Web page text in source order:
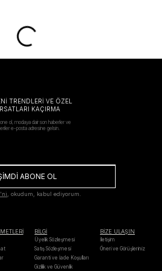
TRENDLERİ VE ÖZEL
KAÇIRMA
ol, modaya dair son haberler ve
e-posta adresine gelsin.
ABONE OL
, okudum, kabul ediyorum.
BİLGİ
Üyelik Sözleşmesi
Satış Sözleşmesi
Garanti ve İade Koşulları
Gizlilik ve Güvenlik
BİZE ULAŞIN
İletişim
Öneri ve Görüşleriniz